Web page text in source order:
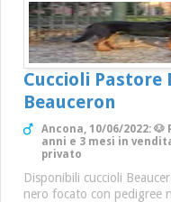
Cuccioli Pastore
Beauceron
Ancona, 10/06/2022:
anni e 3 mesi in
privato
Disponibili cuccioli
nero focato con pedigree